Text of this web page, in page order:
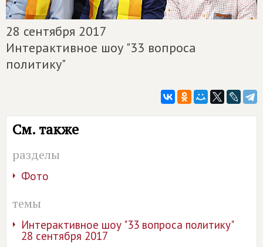
28 сентября 2017
Интерактивное шоу "33 вопроса
политику"
См. также
разделы
Фото
темы
Интерактивное шоу "33 вопроса политику"
28 сентября 2017